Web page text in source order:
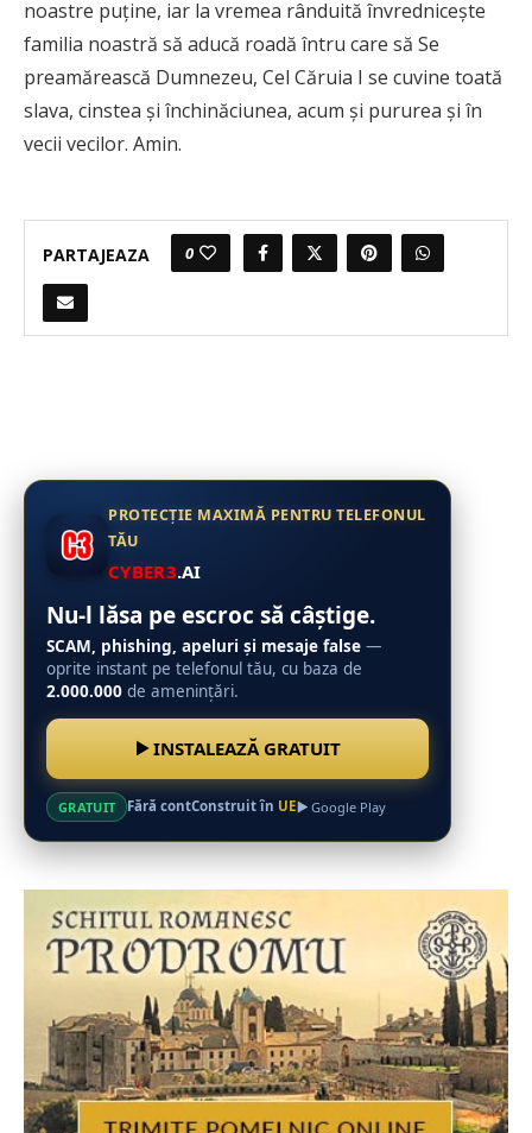
noastre puţine, iar la vremea rânduită învredniceşte
familia noastră să aducă roadă întru care să Se
preamărească Dumnezeu, Cel Căruia I se cuvine toată
slava, cinstea şi închinăciunea, acum şi pururea și în
vecii vecilor. Amin.
PARTAJEAZA 0
PROTECȚIE MAXIMĂ PENTRU TELEFONUL
TĂU
CYBER3.AI
Nu-l lăsa pe escroc să câștige.
SCAM, phishing, apeluri și mesaje false —
oprite instant pe telefonul tău, cu baza de
2.000.000 de amenințări.
INSTALEAZĂ GRATUIT
GRATUIT Fără contConstruit în UE Google Play